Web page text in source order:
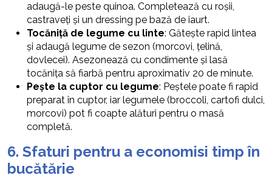
adaugă-le peste quinoa. Completează cu roșii,
castraveți și un dressing pe bază de iaurt.
Tocăniță de legume cu linte: Gătește rapid lintea
și adaugă legume de sezon (morcovi, țelină,
dovlecei). Asezonează cu condimente și lasă
tocănița să fiarbă pentru aproximativ 20 de minute.
Pește la cuptor cu legume: Peștele poate fi rapid
preparat în cuptor, iar legumele (broccoli, cartofi dulci,
morcovi) pot fi coapte alături pentru o masă
completă.
6. Sfaturi pentru a economisi timp în
bucătărie